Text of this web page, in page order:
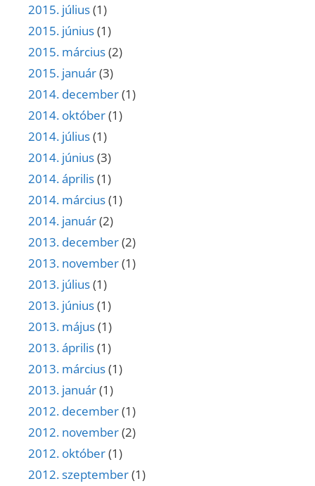
2015. július(1)
2015. június(1)
2015. március(2)
2015. január(3)
2014. december(1)
2014. október(1)
2014. július(1)
2014. június(3)
2014. április(1)
2014. március(1)
2014. január(2)
2013. december(2)
2013. november(1)
2013. július(1)
2013. június(1)
2013. május(1)
2013. április(1)
2013. március(1)
2013. január(1)
2012. december(1)
2012. november(2)
2012. október(1)
2012. szeptember(1)